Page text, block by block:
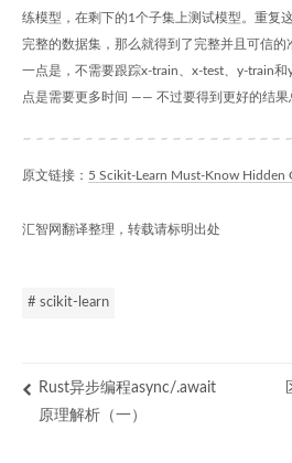
练模型，在剩下的1个子集上测试模型。重复
完整的数据集，那么就得到了完整并且可信的
一点是，不需要跟踪x-train、x-test、y-train
点是需要更多时间 —— 不过要得到更好的结果
原文链接： 5 Scikit-Learn Must-Know Hidden
汇智网翻译整理，转载请标明出处
# scikit-learn
Rust异步编程async/.await
原理解析（一）